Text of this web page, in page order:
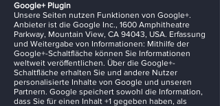
Google+ Plugin
Unsere Seiten nutzen Funktionen von Google+.
Anbieter ist die Google Inc., 1600 Amphitheatre
Parkway, Mountain View, CA 94043, USA. Erfassung
und Weitergabe von Informationen: Mithilfe der
Google+-Schaltfläche können Sie Informationen
weltweit veröffentlichen. Über die Google+-
Schaltfläche erhalten Sie und andere Nutzer
personalisierte Inhalte von Google und unseren
Partnern. Google speichert sowohl die Information,
dass Sie für einen Inhalt +1 gegeben haben, als